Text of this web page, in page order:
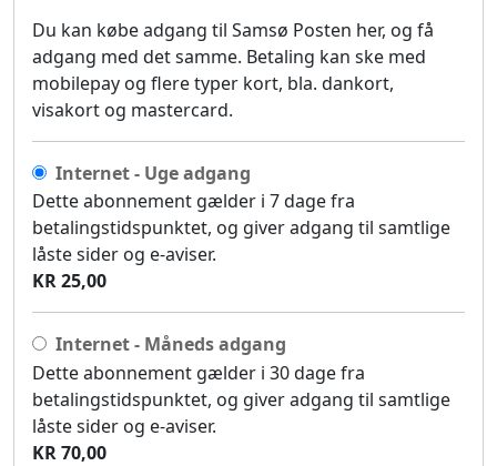
Du kan købe adgang til Samsø Posten her, og få
adgang med det samme. Betaling kan ske med
mobilepay og flere typer kort, bla. dankort,
visakort og mastercard.
Internet - Uge adgang
Dette abonnement gælder i 7 dage fra
betalingstidspunktet, og giver adgang til samtlige
låste sider og e-aviser.
KR 25,00
Internet - Måneds adgang
Dette abonnement gælder i 30 dage fra
betalingstidspunktet, og giver adgang til samtlige
låste sider og e-aviser.
KR 70,00